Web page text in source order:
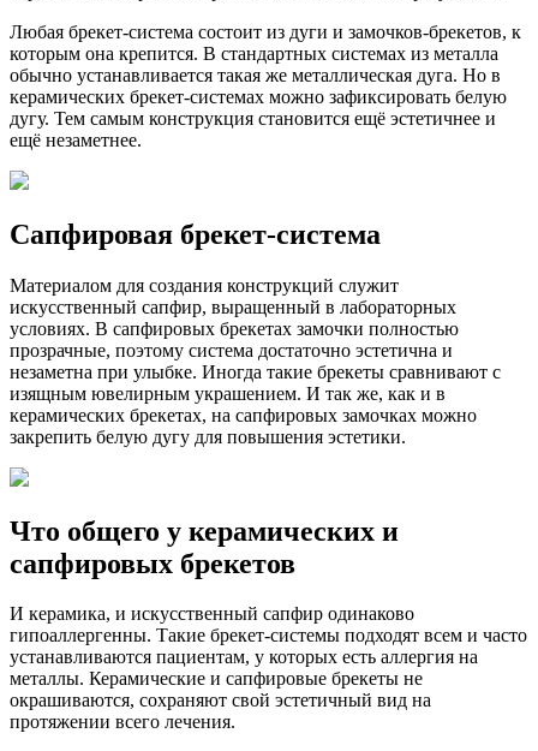
Любая брекет-система состоит из дуги и замочков-брекетов, к
которым она крепится. В стандартных системах из металла
обычно устанавливается такая же металлическая дуга. Но в
керамических брекет-системах можно зафиксировать белую
дугу. Тем самым конструкция становится ещё эстетичнее и
ещё незаметнее.
Сапфировая брекет-система
Материалом для создания конструкций служит
искусственный сапфир, выращенный в лабораторных
условиях. В сапфировых брекетах замочки полностью
прозрачные, поэтому система достаточно эстетична и
незаметна при улыбке. Иногда такие брекеты сравнивают с
изящным ювелирным украшением. И так же, как и в
керамических брекетах, на сапфировых замочках можно
закрепить белую дугу для повышения эстетики.
Что общего у керамических и
сапфировых брекетов
И керамика, и искусственный сапфир одинаково
гипоаллергенны. Такие брекет-системы подходят всем и часто
устанавливаются пациентам, у которых есть аллергия на
металлы. Керамические и сапфировые брекеты не
окрашиваются, сохраняют свой эстетичный вид на
протяжении всего лечения.